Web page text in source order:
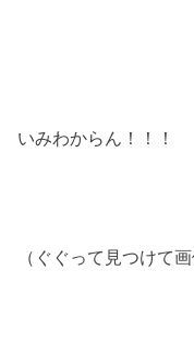
いみわからん！！！
（ぐぐって見つけて